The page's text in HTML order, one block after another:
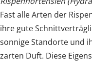
Fast alle Arten der
ihre gute
sonnige Standorte und
zarten Duft. Diese